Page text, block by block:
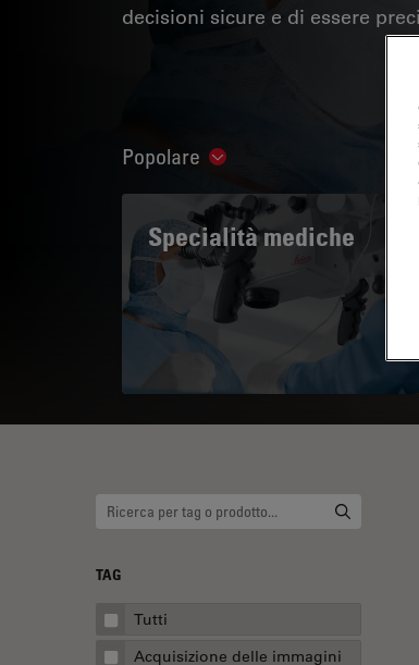
decisioni sicure e di essere
Popolare Show subnavigation
Specialità mediche
TAG
Tutti
Acquisizione delle immagini